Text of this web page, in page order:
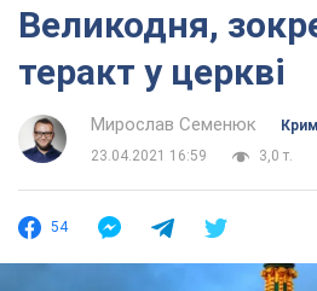
Великодня,
теракт у церкві
Мирослав Семенюк
23.04.2021 16:59
3,0 т.
54